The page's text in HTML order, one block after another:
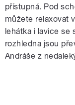
přístupná. Pod
můžete relaxovat
lehátka i lavice se
rozhledna jsou
Andráše z